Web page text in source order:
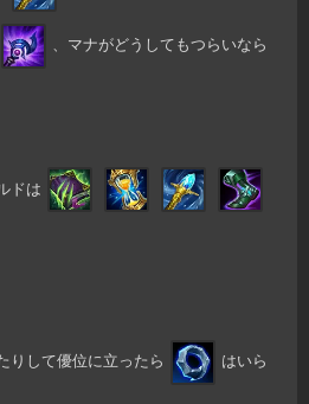
、マナがどうしてもつらいなら
ドは
りして優位に立ったら はいら